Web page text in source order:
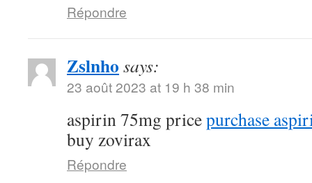
Répondre
Zslnho says:
23 août 2023 at 19 h 38 min
aspirin 75mg pricepurchase
buy zovirax
Répondre